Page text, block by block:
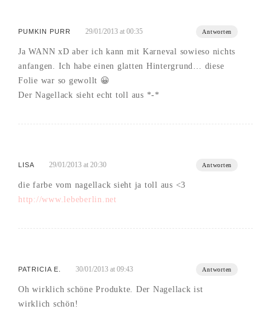
PUMKIN PURR 29/01/2013 at 00:35 Antworten
Ja WANN xD aber ich kann mit Karneval sowieso nichts
anfangen. Ich habe einen glatten Hintergrund… diese
Folie war so gewollt 😀
Der Nagellack sieht echt toll aus *-*
LISA 29/01/2013 at 20:30 Antworten
die farbe vom nagellack sieht ja toll aus <3
http://www.lebeberlin.net
PATRICIA E. 30/01/2013 at 09:43 Antworten
Oh wirklich schöne Produkte. Der Nagellack ist
wirklich schön!